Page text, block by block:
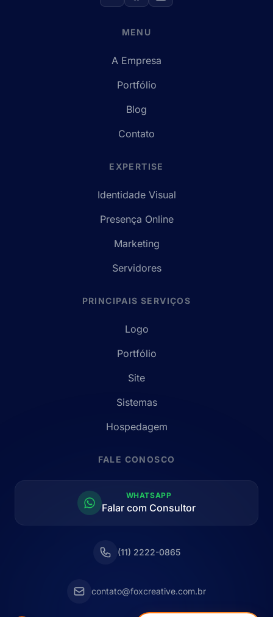
MENU
A Empresa
Portfólio
Blog
Contato
EXPERTISE
Identidade Visual
Presença Online
Marketing
Servidores
PRINCIPAIS SERVIÇOS
Logo
Portfólio
Site
Sistemas
Hospedagem
FALE CONOSCO
WHATSAPP
Falar com Consultor
(11) 2222-0865
contato@foxcreative.com.br